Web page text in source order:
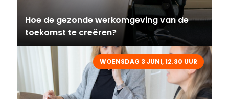
Hoe de gezonde werkomgeving van de
toekomst te creëren?
WOENSDAG 3 JUNI, 12.30 UUR